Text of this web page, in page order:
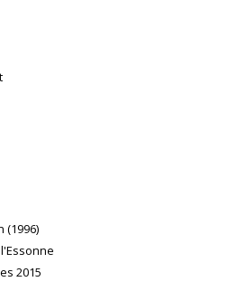
(1996)
2015